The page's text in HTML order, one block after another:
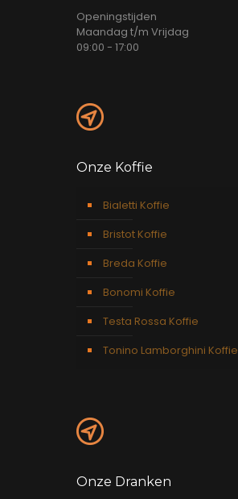
Openingstijden
Maandag t/m Vrijdag
09:00 - 17:00
Onze Koffie
Bialetti Koffie
Bristot Koffie
Breda Koffie
Bonomi Koffie
Testa Rossa Koffie
Tonino Lamborghini Koffie
Onze Dranken